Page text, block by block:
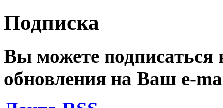
Подписка
Вы можете подписаться
обновления на Ваш e-